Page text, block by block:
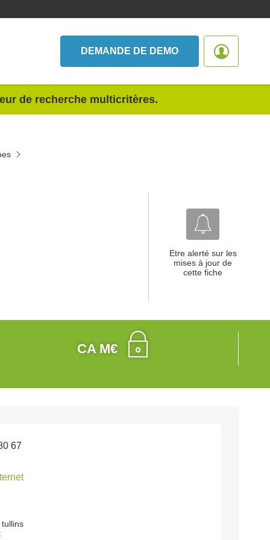
DEMANDE DE DEMO
de recherche multicritères.
Etre alerté sur les
mises à jour de
cette fiche
CA M€
67